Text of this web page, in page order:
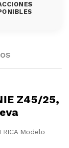
Z45/25,
Modelo